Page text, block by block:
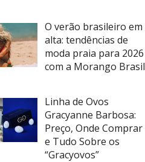
O verão brasileiro em
alta: tendências de
moda praia para 2026
com a Morango Brasil
Linha de Ovos
Gracyanne Barbosa:
Preço, Onde Comprar
e Tudo Sobre os
“Gracyovos”